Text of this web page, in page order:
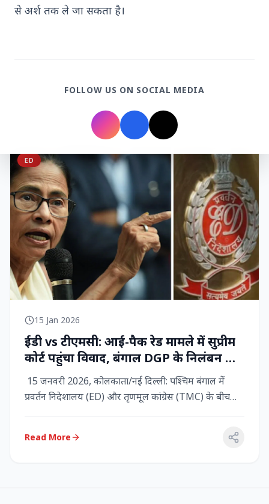
बड़ा बयान: "जहां पार्टी मजबूत है, वहां सत्ता
ED
15 Jan 2026
ईडी vs टीएमसी: आई-पैक रेड मामले में सुप्रीम
कोर्ट पहुंचा विवाद, बंगाल DGP के निलंबन की
मांग, कलकत्ता हाईकोर्ट में CBI छापेमारी
15 जनवरी 2026, कोलकाता/नई दिल्ली: पश्चिम बंगाल में
प्रवर्तन निदेशालय (ED) और तृणमूल कांग्रेस (TMC) के बीच
Read More
से अर्श तक ले जा सकता है।
FOLLOW US ON SOCIAL MEDIA